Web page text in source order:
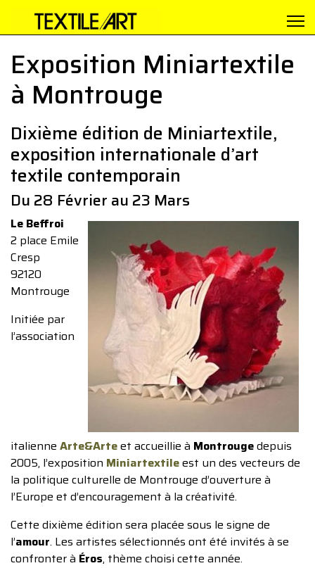
Exposition Miniartextile
à Montrouge
Dixième édition de Miniartextile,
exposition internationale d’art
textile contemporain
Du 28 Février au 23 Mars
Le Beffroi
2 place Emile
Cresp
92120
Montrouge
Initiée par
l’association
italienne Arte&Arteet accueillie à Montrougedepuis
2005, l’exposition Miniartextileest un des vecteurs de
la politique culturelle de Montrouge d’ouverture à
l’Europe et d’encouragement à la créativité.
Cette dixième édition sera placée sous le signe de
l’amour. Les artistes sélectionnés ont été invités à se
confronter à Éros, thème choisi cette année.